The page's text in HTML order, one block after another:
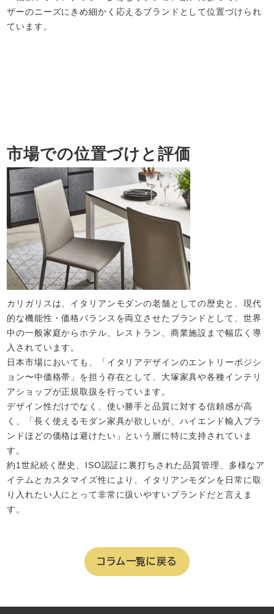
ザーのニーズにきめ細かく応えるブランドとして位置づけられ
ています。
市場での位置づけと評価
カリガリスは、イタリアンモダンの老舗としての歴史と、現代
的な機能性・価格バランスを両立させたブランドとして、世界
中の一般家庭からホテル、レストラン、商業施設まで幅広く導
入されています。
日本市場においても、「イタリアデザインのエントリーポジシ
ョン〜中価格帯」を担う存在として、大塚家具や各種インテリ
アショップが正規取扱を行っています。
デザイン性だけでなく、使い勝手と品質に対する信頼感が高
く、「長く使えるモダン家具が欲しいが、ハイエンド輸入ブラ
ンドほどの価格は避けたい」という層に特に支持されていま
す。
約1世紀続く歴史、ISO認証に裏打ちされた品質管理、多様なア
イテムとカスタマイズ性により、イタリアンモダンを日常に取
り入れたい人にとって非常に扱いやすいブランドだと言えま
す。
コラム一覧に戻る